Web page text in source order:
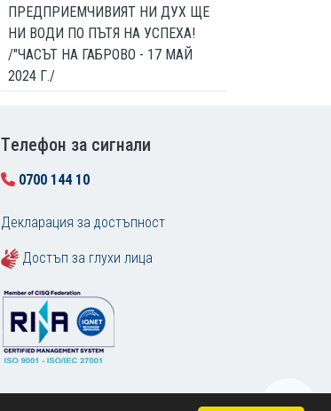
ПРЕДПРИЕМЧИВИЯТ НИ ДУХ ЩЕ
НИ ВОДИ ПО ПЪТЯ НА УСПЕХА!
/"ЧАСЪТ НА ГАБРОВО - 17 МАЙ
2024 Г./
Tелефон за сигнали
0700 144 10
Декларация за достъпност
Достъп за глухи лица